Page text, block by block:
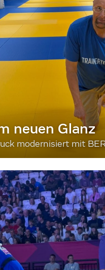
neuen Glanz
modernisiert mit